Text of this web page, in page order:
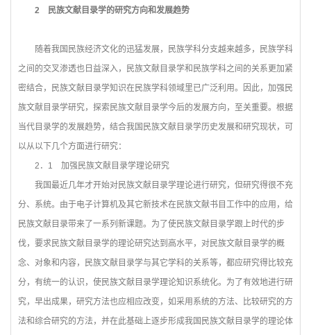
2 民族文献目录学的研究方向和发展趋势
随着我国民族经济文化的迅猛发展，民族学科分支越来越多，民族学科
之间的交叉渗透也日益深入，民族文献目录学和民族学科之间的关系更加紧
密结合，民族文献目录学知识在民族学科领域里已广泛利用。因此，加强民
族文献目录学研究，探索民族文献目录学今后的发展方向，至关重要。根据
当代目录学的发展趋势，结合我国民族文献目录学历史发展和研究现状，可
以从以下几个方面进行研究：
2 ．1 加强民族文献目录学理论研究
我国最近几年才开始对民族文献目录学理论进行研究，但研究得很不充
分、系统。由于电子计算机及其它新技术在民族文献书目工作中的应用，给
民族文献目录带来了一系列新课题。为了使民族文献目录学跟上时代的步
伐，要求民族文献目录学的理论研究达到高水平，对民族文献目录学的概
念、对象和内容，民族文献目录学与其它学科的关系等，都应研究得比较充
分，有统一的认识，使民族文献目录学理论知识系统化。为了有效地进行研
究，早出成果，研究方法也应相应改变，如采用系统的方法、比较研究的方
法和综合研究的方法，并在此基础上逐步形成我国民族文献目录学的理论体